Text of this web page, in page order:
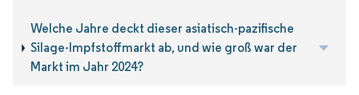
Welche Jahre deckt dieser asiatisch-pazifische
Silage-Impfstoffmarkt ab, und wie groß war der
Markt im Jahr 2024?